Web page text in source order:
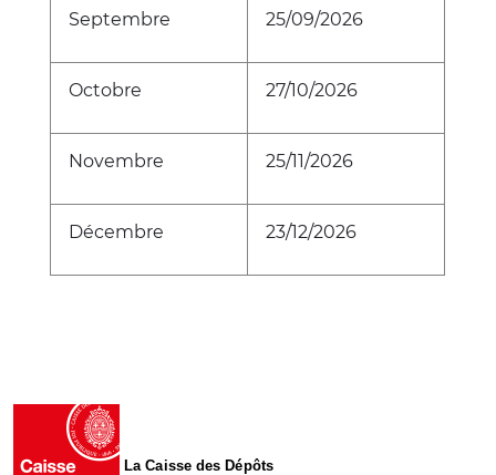
Septembre 25/09/2026
Octobre 27/10/2026
Novembre 25/11/2026
Décembre 23/12/2026
La Caisse des Dépôts